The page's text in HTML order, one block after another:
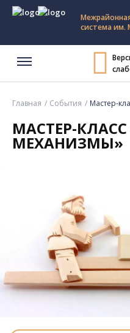
система им.
Главная События Мастер-
МАСТЕР-
МЕХАНИЗМЫ»